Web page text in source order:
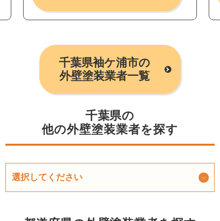
千葉県袖ケ浦市の
外壁塗装業者一覧
千葉県の
他の外壁塗装業者を探す